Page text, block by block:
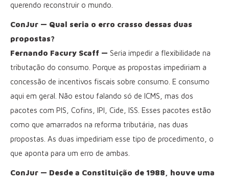
querendo reconstruir o mundo.
ConJur — Qual seria o erro crasso dessas duas
propostas?
Fernando Facury Scaff — Seria impedir a flexibilidade na
tributação do consumo. Porque as propostas impediriam a
concessão de incentivos fiscais sobre consumo. E consumo
aqui em geral. Não estou falando só de ICMS, mas dos
pacotes com PIS, Cofins, IPI, Cide, ISS. Esses pacotes estão
como que amarrados na reforma tributária, nas duas
propostas. As duas impediriam esse tipo de procedimento, o
que aponta para um erro de ambas.
ConJur — Desde a Constituição de 1988, houve uma